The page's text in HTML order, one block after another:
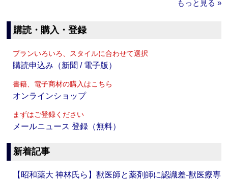
もっと見る »
購読・購入・登録
プランいろいろ、スタイルに合わせて選択
購読申込み（新聞 / 電子版）
書籍、電子商材の購入はこちら
オンラインショップ
まずはご登録ください
メールニュース 登録（無料）
新着記事
【昭和薬大 神林氏ら】獣医師と薬剤師に認識差‐獣医療専